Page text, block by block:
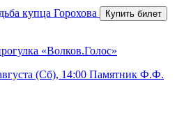
купца Горохова
«Волков.Голос»
(Сб), 14:00 Памятник Ф.Ф.